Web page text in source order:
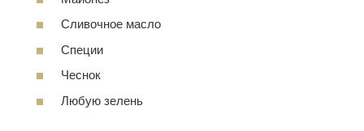
Сливочное масло
Специи
Чеснок
Любую зелень